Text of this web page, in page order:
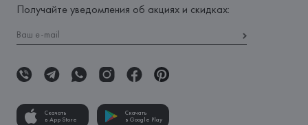
Получайте уведомления об акциях и скидках:
Скачать
в App Store
Скачать
в Google Play